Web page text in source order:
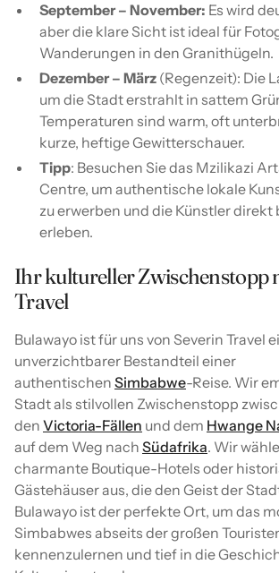
September – November: Es wird
aber die klare Sicht ist ideal für
Wanderungen in den Granithügeln.
Dezember – März (Regenzeit): Die
um die Stadt erstrahlt in sattem
Temperaturen sind warm, oft
kurze, heftige Gewitterschauer.
Tipp: Besuchen Sie das Mzilikazi
Centre, um authentische lokale
zu erwerben und die Künstler direkt
erleben.
Ihr kultureller Zwischenstopp
Travel
Bulawayo ist für uns von Severin Travel
unverzichtbarer Bestandteil einer
authentischen Simbabwe-Reise. Wir
Stadt als stilvollen Zwischenstopp
den Victoria-Fällen und dem Hwange
auf dem Weg nach Südafrika. Wir
charmante Boutique-Hotels oder
Gästehäuser aus, die den Geist der
Bulawayo ist der perfekte Ort, um das
Simbabwes abseits der großen
kennenzulernen und tief in die